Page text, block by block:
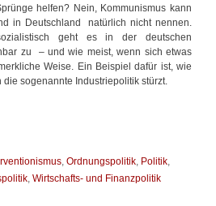
helfen? Nein, Kommunismus kann
in Deutschland natürlich nicht nennen.
geht es in der deutschen
zu – und wie meist, wenn sich etwas
Weise. Ein Beispiel dafür ist, wie
sogenannte Industriepolitik stürzt.
,Ordnungspolitik, Politik,
, Wirtschafts- und Finanzpolitik